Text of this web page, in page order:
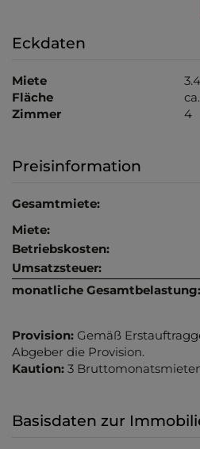
Eckdaten
Miete
Fläche
Zimmer 4
Preisinformation
Gesamtmiete:
Miete:
Betriebskosten:
Umsatzsteuer:
monatliche Gesamtbelastung:
Provision: Gemäß
Abgeber die Provision.
Kaution: 3
Basisdaten zur